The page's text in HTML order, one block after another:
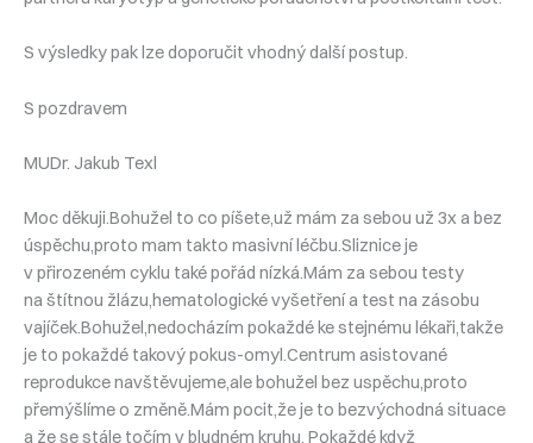
S výsledky pak lze doporučit vhodný další postup.
S pozdravem
MUDr. Jakub Texl
Moc děkuji.Bohužel to co píšete,už mám za sebou už 3x a bez
úspěchu,proto mam takto masivní léčbu.Sliznice je
v přirozeném cyklu také pořád nízká.Mám za sebou testy
na štítnou žlázu,hematologické vyšetření a test na zásobu
vajíček.Bohužel,nedocházím pokaždé ke stejnému lékaři,takže
je to pokaždé takový pokus-omyl.Centrum asistované
reprodukce navštěvujeme,ale bohužel bez uspěchu,proto
přemýšlíme o změně.Mám pocit,že je to bezvýchodná situace
a že se stále točím v bludném kruhu. Pokaždé když